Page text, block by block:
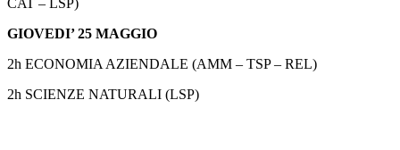
CAT – LSP)
GIOVEDI’ 25 MAGGIO
2h ECONOMIA AZIENDALE (AMM – TSP – REL)
2h SCIENZE NATURALI (LSP)